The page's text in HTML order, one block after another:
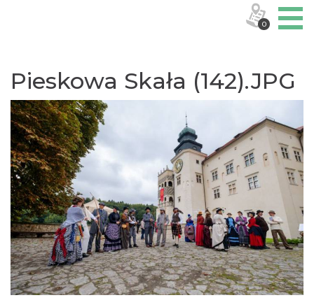
Pieskowa Skała (142).JPG
0